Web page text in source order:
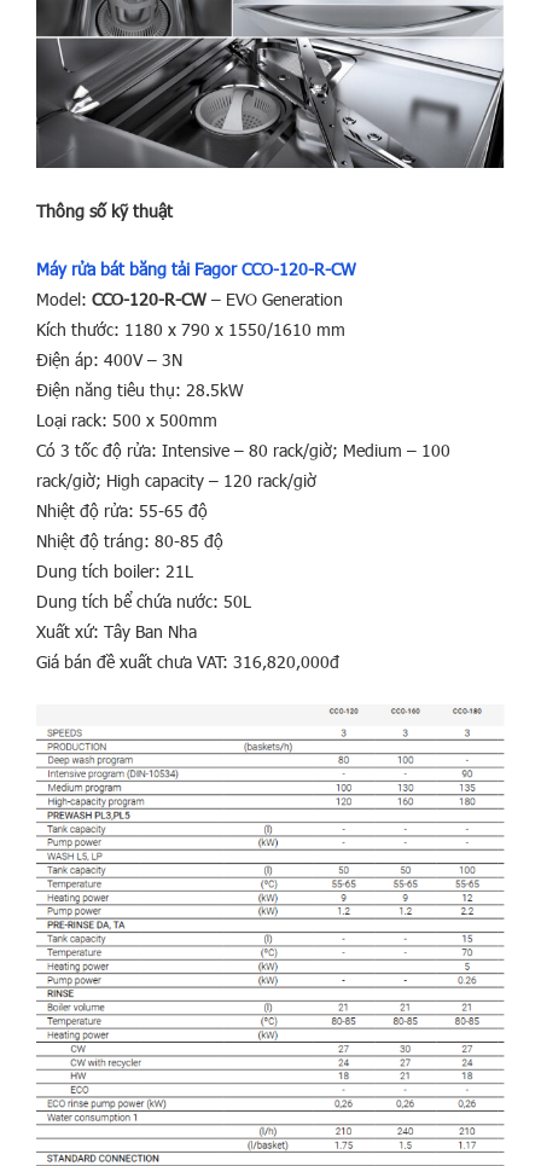
Thông số kỹ thuật
Máy rửa bát băng tải Fagor CCO-120-R-CW
Model: CCO-120-R-CW – EVO Generation
Kích thước: 1180 x 790 x 1550/1610 mm
Điện áp: 400V – 3N
Điện năng tiêu thụ: 28.5kW
Loại rack: 500 x 500mm
Có 3 tốc độ rửa: Intensive – 80 rack/giờ; Medium – 100
rack/giờ; High capacity – 120 rack/giờ
Nhiệt độ rửa: 55-65 độ
Nhiệt độ tráng: 80-85 độ
Dung tích boiler: 21L
Dung tích bể chứa nước: 50L
Xuất xứ: Tây Ban Nha
Giá bán đề xuất chưa VAT: 316,820,000đ